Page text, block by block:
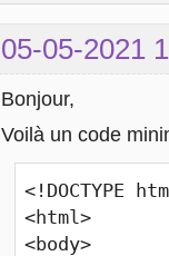
05-05-2021
Bonjour,
Voilà un code
<!DOCTYPE
<html>
<body>